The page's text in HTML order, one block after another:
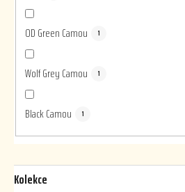
OD Green Camou 1
Wolf Grey Camou 1
Black Camou 1
Kolekce